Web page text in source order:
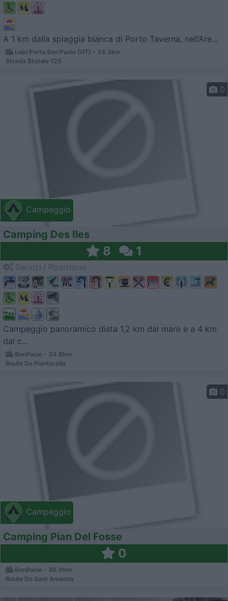
A 1 km dalla spiaggia bianca di Porto Taverna, nell’Are...
Loiri Porto San Paolo (OT) - 34.3km
Strada Statale 125
Campeggio
0
Camping Des Iles
8 1
Campeggio panoramico dista 1,2 km dal mare e a 4 km
dal c...
Bonifacio - 34.6km
Route De Piantarella
Campeggio
0
Camping Pian Del Fosse
0
Bonifacio - 36.9km
Route De Sant Amanza